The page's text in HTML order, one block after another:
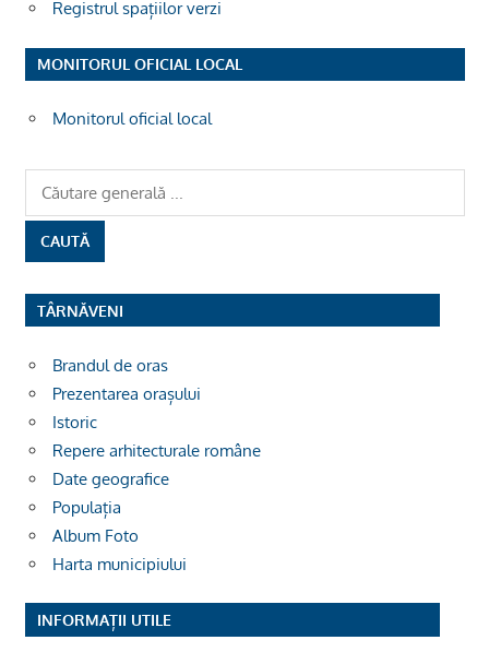
Registrul spațiilor verzi
MONITORUL OFICIAL LOCAL
Monitorul oficial local
TÂRNĂVENI
Brandul de oras
Prezentarea orașului
Istoric
Repere arhitecturale române
Date geografice
Populația
Album Foto
Harta municipiului
INFORMAȚII UTILE